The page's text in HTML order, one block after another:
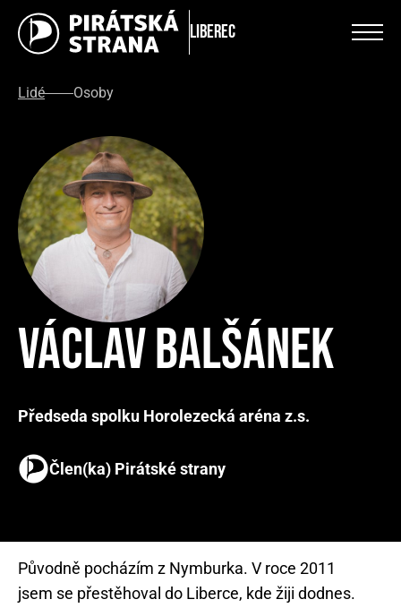
Liberec
Lidé Osoby
Václav Balšánek
Předseda spolku Horolezecká aréna z.s.
Člen(ka) Pirátské strany
Původně pocházím z Nymburka. V roce 2011
jsem se přestěhoval do Liberce, kde žiji dodnes.